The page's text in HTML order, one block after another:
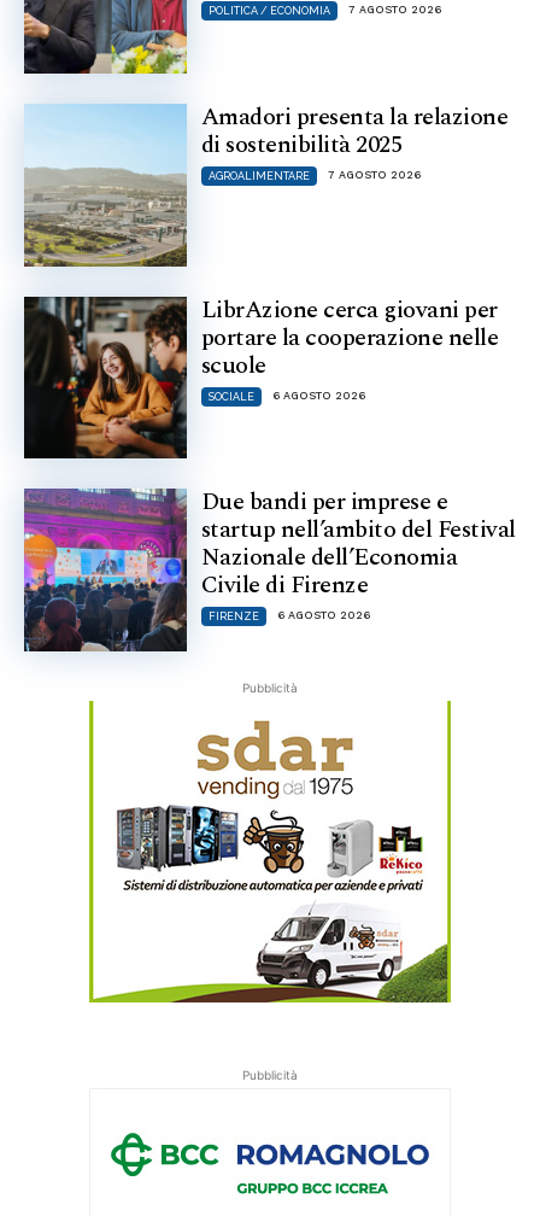
POLITICA / ECONOMIA 7 AGOSTO 2026
Amadori presenta la relazione
di sostenibilità 2025
AGROALIMENTARE 7 AGOSTO 2026
LibrAzione cerca giovani per
portare la cooperazione nelle
scuole
SOCIALE 6 AGOSTO 2026
Due bandi per imprese e
startup nell’ambito del Festival
Nazionale dell’Economia
Civile di Firenze
FIRENZE 6 AGOSTO 2026
Pubblicità
Pubblicità